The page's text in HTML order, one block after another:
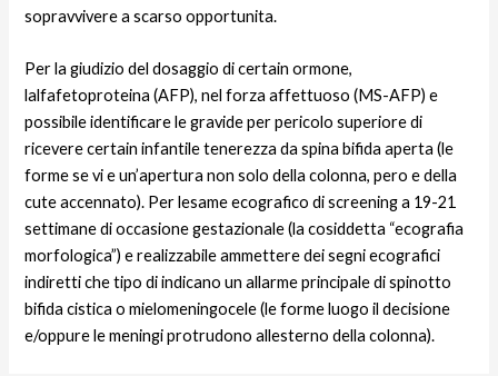
sopravvivere a scarso opportunita.
Per la giudizio del dosaggio di certain ormone,
lalfafetoproteina (AFP), nel forza affettuoso (MS-AFP) e
possibile identificare le gravide per pericolo superiore di
ricevere certain infantile tenerezza da spina bifida aperta (le
forme se vi e un’apertura non solo della colonna, pero e della
cute accennato). Per lesame ecografico di screening a 19-21
settimane di occasione gestazionale (la cosiddetta “ecografia
morfologica”) e realizzabile ammettere dei segni ecografici
indiretti che tipo di indicano un allarme principale di spinotto
bifida cistica o mielomeningocele (le forme luogo il decisione
e/oppure le meningi protrudono allesterno della colonna).